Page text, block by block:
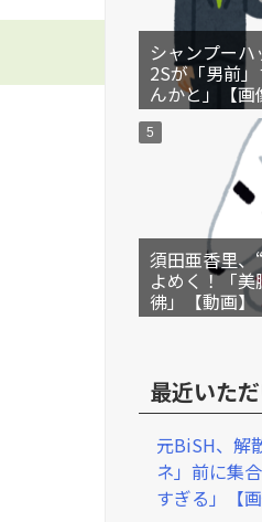
シャンプー
2Sが「男前
んかと」【画
須田亜香里、
よめく！「
彿」【動画】
最近いた
元BiSH、解
ネ」前に集
すぎる」【画